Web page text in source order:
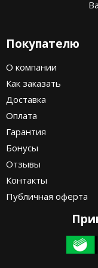
Покупателю
О компании
Как заказать
Доставка
Оплата
Гарантия
Бонусы
Отзывы
Контакты
Публичная оферта
Nike Kobe
Nike Uptempo
Nike Foamposite